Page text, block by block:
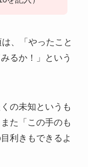
、「やったこと
るか！」という
の未知というも
た「この手のも
利きもできるよ